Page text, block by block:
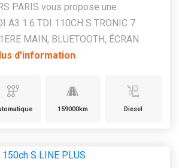
PARIS vous propose une
A3 1.6 TDI 110CH S TRONIC 7
MAIN, BLUETOOTH, ÉCRAN
d'information
159000km Diesel